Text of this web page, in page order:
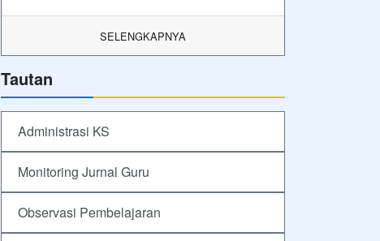
SELENGKAPNYA
Tautan
Administrasi KS
Monitoring Jurnal Guru
Observasi Pembelajaran